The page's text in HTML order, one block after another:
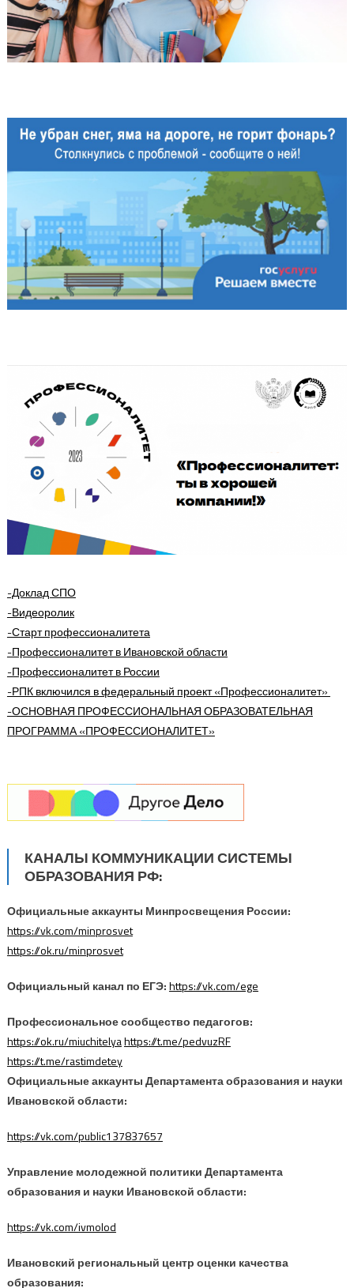
-Доклад СПО
-Видеоролик
-Старт профессионалитета
-Профессионалитет в Ивановской области
-Профессионалитет в России
-РПК включился в федеральный проект «Профессионалитет»
-ОСНОВНАЯ ПРОФЕССИОНАЛЬНАЯ ОБРАЗОВАТЕЛЬНАЯ
ПРОГРАММА«ПРОФЕССИОНАЛИТЕТ»
КАНАЛЫ КОММУНИКАЦИИ СИСТЕМЫ
ОБРАЗОВАНИЯ РФ:
Официальные аккаунты Минпросвещения России:
https://vk.com/minprosvet
https://ok.ru/minprosvet
Официальный канал по ЕГЭ:https://vk.com/ege
Профессиональное сообщество педагогов:
https://ok.ru/miuchitelyahttps://t.me/pedvuzRF
https://t.me/rastimdetey
Официальные аккаунты Департамента образования и науки
Ивановской области:
https://vk.com/public137837657
Управление молодежной политики Департамента
образования и науки Ивановской области:
https://vk.com/ivmolod
Ивановский региональный центр оценки качества
образования: